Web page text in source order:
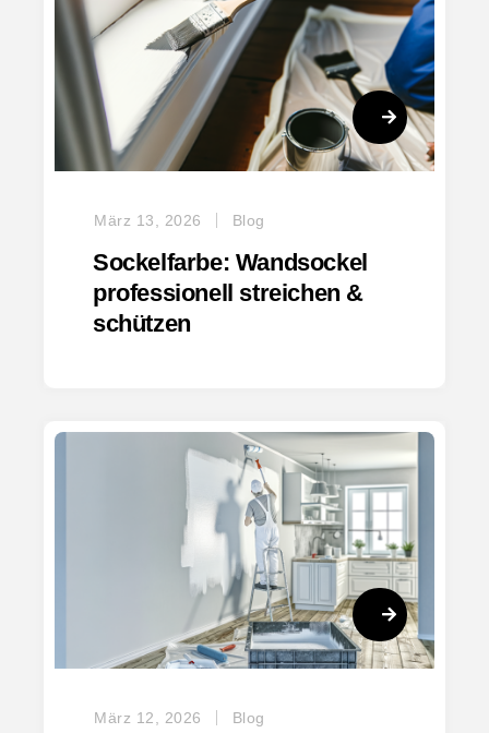
März 13, 2026 Blog
Sockelfarbe: Wandsockel
professionell streichen &
schützen
März 12, 2026 Blog